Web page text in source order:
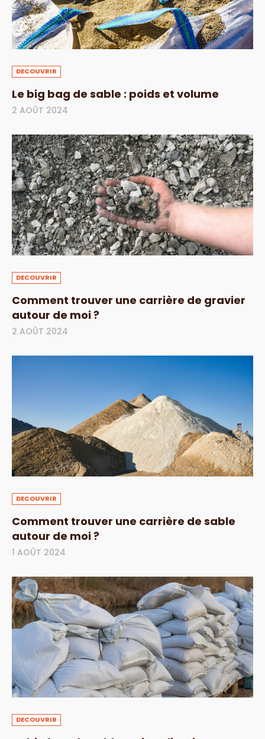
DECOUVRIR
Le big bag de sable : poids et volume
2 AOÛT 2024
DECOUVRIR
Comment trouver une carrière de gravier
autour de moi ?
2 AOÛT 2024
DECOUVRIR
Comment trouver une carrière de sable
autour de moi ?
1 AOÛT 2024
DECOUVRIR